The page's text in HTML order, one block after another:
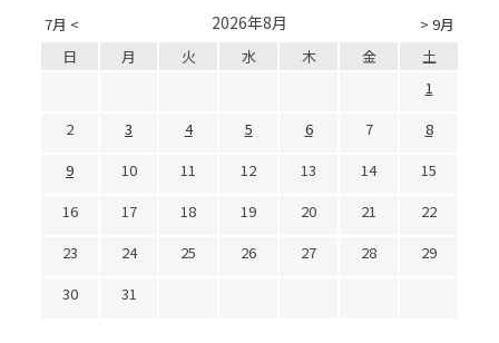
7月 < > 9月
2026年8月
日 月 火 水 木 金
土
1
2
3 4 5 6 7
8
9
10 11 12 13 14
15
16
17 18 19 20 21
22
23
24 25 26 27 28
29
30
31